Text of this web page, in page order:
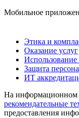
Мобильное
Этика и
Оказание услуг
Использование
Защита
ИТ
На информационном
рекомендательные
предоставления